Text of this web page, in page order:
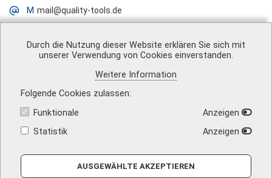
Durch die Nutzung dieser Website erklären Sie sich mit
unserer Verwendung von Cookies einverstanden.
Weitere Information
Folgende Cookies zulassen
Funktionale
Anzeigen
Statistik
Anzeigen
AUSGEWÄHLTE AKZEPTIEREN
M mail@quality-tools.de
| AGB | Datenschutz
| Versandkosten